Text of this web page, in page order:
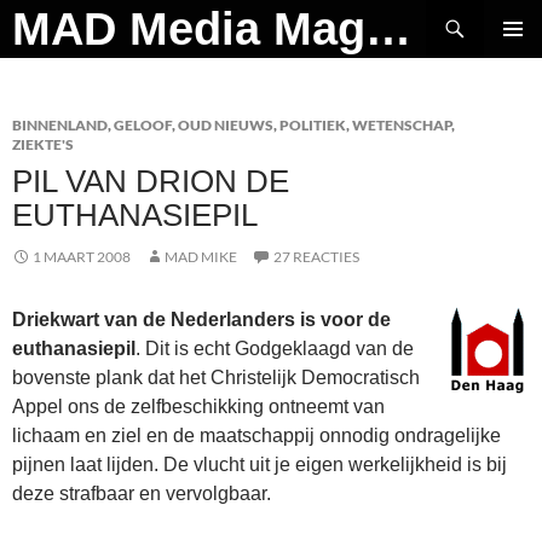
Ga
naar
MAD Media Magazine
Zoeken
BINNENLAND,GELOOF,OUD NIEUWS,POLITIEK,WETENSCHAP,
ZIEKTE'S
PIL VAN DRION DE
EUTHANASIEPIL
1 MAART 2008 MAD MIKE 27 REACTIES
Driekwart van de Nederlanders is voor de
euthanasiepil . Dit is echt Godgeklaagd van de
bovenste plank dat het Christelijk Democratisch
Appel ons de zelfbeschikking ontneemt van
lichaam en ziel en de maatschappij onnodig ondragelijke
pijnen laat lijden. De vlucht uit je eigen werkelijkheid is bij
deze strafbaar en vervolgbaar.